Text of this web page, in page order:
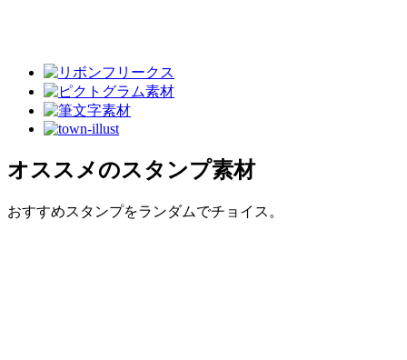
オススメのスタンプ素材
おすすめスタンプをランダムでチョイス。